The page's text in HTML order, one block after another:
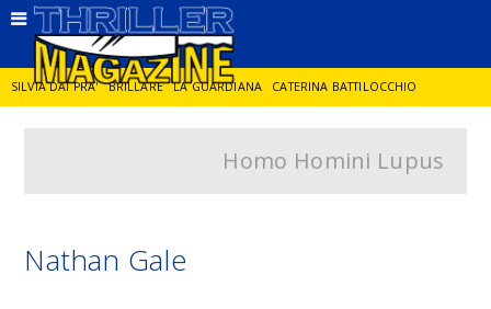
SILVIA DAI PRA' BRILLARE LA GUARDIANA CATERINA BATTILOCCHIO
DELITTO IN CORNICE GIANCARLO DE CATALDO
Homo Homini Lupus
Nathan Gale